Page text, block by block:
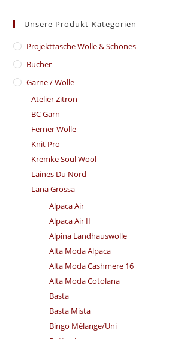
Unsere Produkt-Kategorien
​Projekttasche Wolle & Schönes
Bücher
Garne / Wolle
Atelier Zitron
BC Garn
Ferner Wolle
Knit Pro
Kremke Soul Wool
Laines Du Nord
Lana Grossa
Alpaca Air
Alpaca Air II
Alpina Landhauswolle
Alta Moda Alpaca
Alta Moda Cashmere 16
Alta Moda Cotolana
Basta
Basta Mista
Bingo Mélange/​Uni